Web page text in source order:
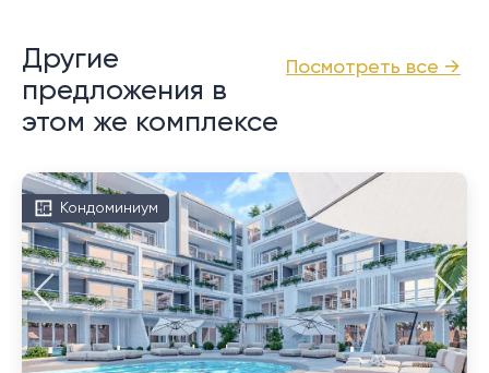
Посмотреть все →
Другие
предложения в
этом же комплексе
Кондоминиум